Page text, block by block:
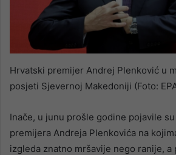
Hrvatski premijer Andrej Plenković u
posjeti Sjevernoj Makedoniji (Foto:
Inače, u junu prošle godine pojavile
premijera Andreja Plenkovića na
izgleda znatno mršavije nego ranije, a